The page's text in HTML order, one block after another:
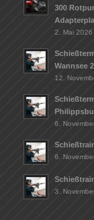
300
2. Mai 2026
Wannsee
12.
6.
6.
3.